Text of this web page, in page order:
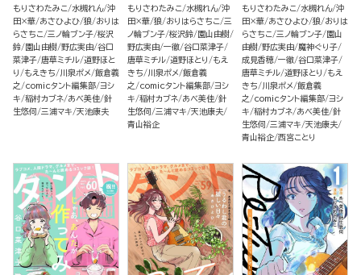
もりさわたみこ 水槻れん 沖
田×華 あさひよひ 狼 おりは
らさちこ 三ノ輪ブン子 桜沢
鈴 園山由樹 野広実由 谷口
菜津子 唐草ミチル 道野ほと
り
もえきち 川泉ポメ 飯倉義
之
comicタント編集部 ヨシ
キ 稲村カブネ あべ美佳 針
生悠伺 三浦マキ 天池康夫
もりさわたみこ 水槻れん 沖
田×華 狼 おりはらさちこ 三
ノ輪ブン子 桜沢鈴 園山由樹
野広実由 一徹 谷口菜津子
唐草ミチル 道野ほとり
もえ
きち
川泉ポメ 飯倉義
之
comicタント編集部 ヨシ
キ 稲村カブネ あべ美佳 針
生悠伺 三浦マキ 天池康夫
青山裕企
もりさわたみこ 水槻れん 沖
田×華 あさひよひ 狼 おりは
らさちこ 三ノ輪ブン子 園山
由樹 野広実由 魔神ぐり子
成見香穂 一徹 谷口菜津子
唐草ミチル 道野ほとり
もえ
きち
川泉ポメ 飯倉義
之
comicタント編集部 ヨシ
キ 稲村カブネ あべ美佳 針
生悠伺 三浦マキ 天池康夫
青山裕企 西宮ことり